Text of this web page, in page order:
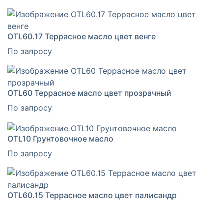
OTL60.17 Террасное масло цвет венге
По запросу
OTL60 Террасное масло цвет прозрачный
По запросу
ОТL10 Грунтовочное масло
По запросу
OTL60.15 Террасное масло цвет палисандр